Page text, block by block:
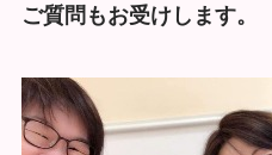
ご質問もお受けします。